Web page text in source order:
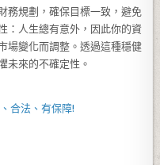
務規劃，確保目標一致，避免
：人生總有意外，因此你的資
場變化而調整。透過這種穩健
未來的不確定性。
合法、有保障!